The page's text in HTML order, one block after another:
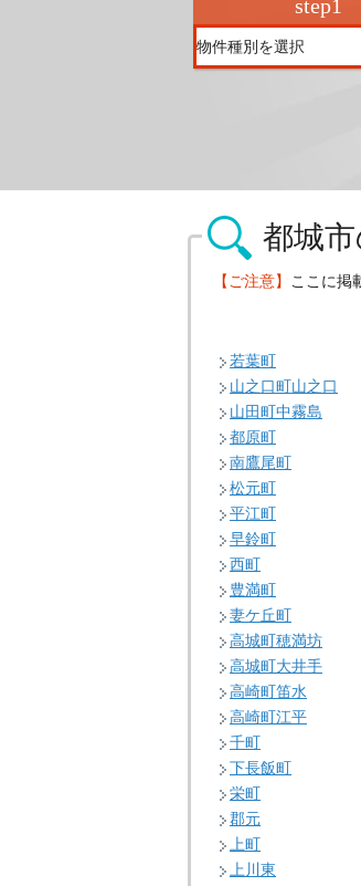
step1
都城
【ご注意】 ここに掲
若葉町
山之口町山之口
山田町中霧島
都原町
南鷹尾町
松元町
平江町
早鈴町
西町
豊満町
妻ケ丘町
高城町穂満坊
高城町大井手
高崎町笛水
高崎町江平
千町
下長飯町
栄町
郡元
上町
上川東